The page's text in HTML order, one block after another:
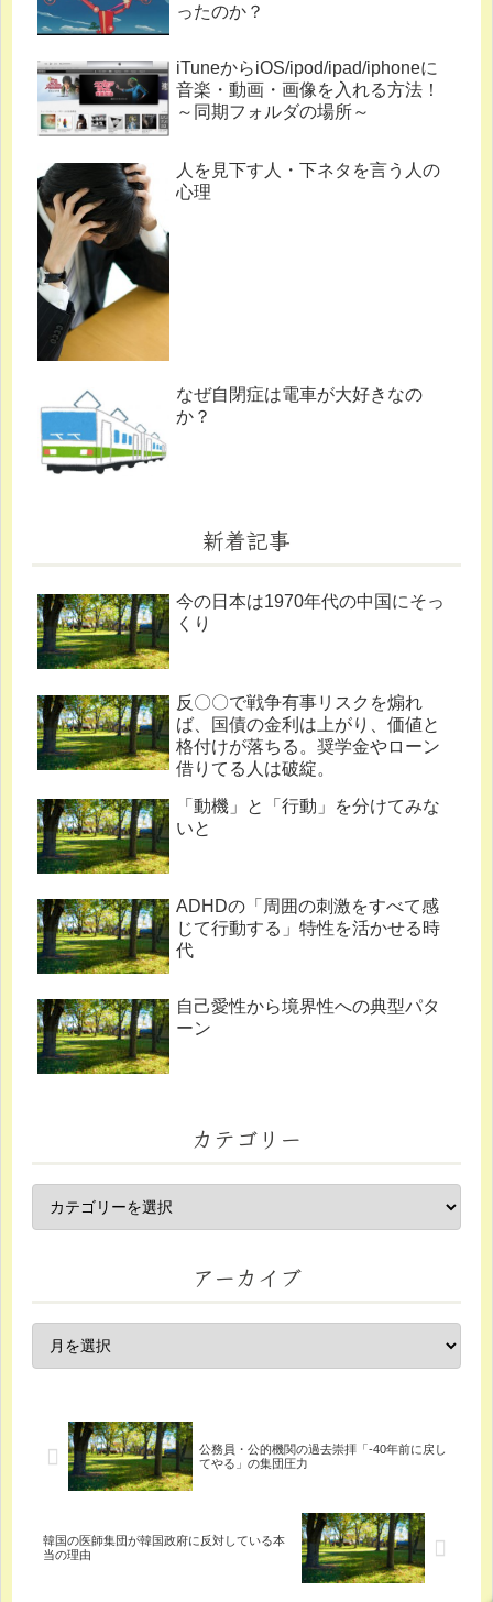
ったのか？
iTuneからiOS/ipod/ipad/iphoneに
音楽・動画・画像を入れる方法！
～同期フォルダの場所～
人を見下す人・下ネタを言う人の
心理
なぜ自閉症は電車が大好きなの
か？
新着記事
今の日本は1970年代の中国にそっ
くり
反〇〇で戦争有事リスクを煽れ
ば、国債の金利は上がり、価値と
格付けが落ちる。奨学金やローン
借りてる人は破綻。
「動機」と「行動」を分けてみな
いと
ADHDの「周囲の刺激をすべて感
じて行動する」特性を活かせる時
代
自己愛性から境界性への典型パタ
ーン
カテゴリー
アーカイブ
公務員・公的機関の過去崇拝「-40年前に戻し
てやる」の集団圧力
韓国の医師集団が韓国政府に反対している本
当の理由